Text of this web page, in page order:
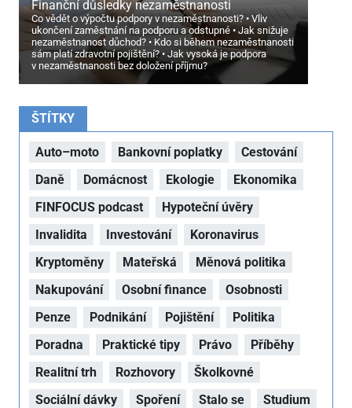
Finanční důsledky nezaměstnanosti
Co vědět o výpočtu podpory v nezaměstnanosti?
Vliv
ukončení zaměstnání na podporu a odstupné
Jak snižuje
nezaměstnanost důchod?
Kdo si během nezaměstnanosti
sám platí zdravotní pojištění?
Jak vysoká je podpora
v nezaměstnanosti bez doložení příjmu?
ŠTÍTKY
Auto–moto Bankovní poplatky
Cestování
Daně
Domácnost Ekologie
Ekonomika
FINFOCUS podcast
Hypoteční úvěry
Invalidita
Investování
Koronavirus
Kryptoměny
Mateřská
Měnová politika
Nakupování
Osobní finance
Osobnosti
Penze
Podnikání Pojištění
Politika
Poradna
Praktické tipy Právo
Příběhy
Realitní trh
Rozhovory
Školkovné
Sociální dávky
Spoření Stalo se
Studium